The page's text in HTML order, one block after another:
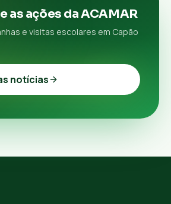
as ações da ACAMAR
e visitas escolares em Capão
notícias